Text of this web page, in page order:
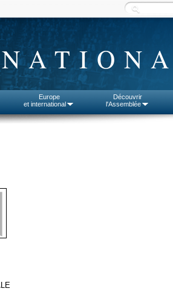
Europe
et international
Découvrir
l'Assemblée